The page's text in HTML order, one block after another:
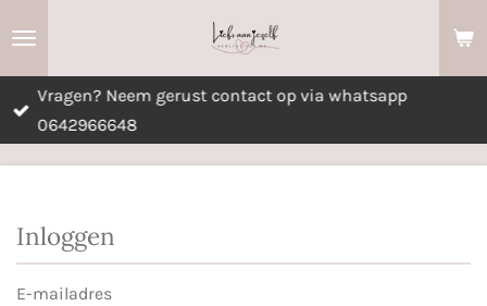
de
hoofdinhoud
Vragen? Neem gerust contact op via whatsapp
0642966648
Inloggen
E-mailadres